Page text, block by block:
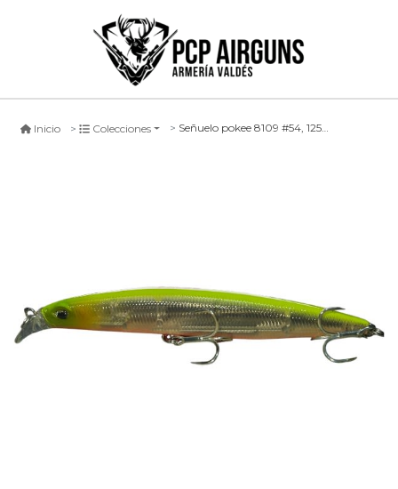
Inicio Colecciones Señuelo pokee 8109 #54, 125mm